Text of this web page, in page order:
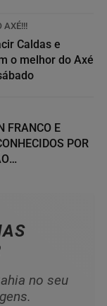
AXÉ!!!
Caldas e
o melhor do Axé
FRANCO E
POR
no seu